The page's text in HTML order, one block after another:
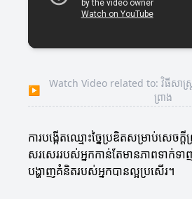
▶
Watch Video related to: វិធីសាស្ត្រ
ព្រាង
ការបង្កើតឈ្មោះច្នៃប្រឌិតសម្រាប់សេចក្តីព្
សរសេររបស់អ្នកកាន់តែមានភាពទាក់ទា
បង្ហាញគំនិតរបស់អ្នកបានល្អប្រសើរ។